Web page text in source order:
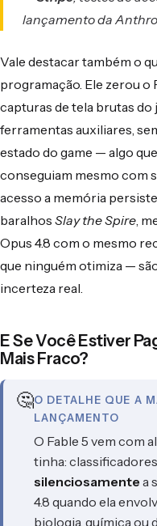
lançamento da
Vale destacar também o
programação. Ele zerou o
capturas de tela brutas do
ferramentas auxiliares,
estado do game — algo
conseguiam mesmo com
acesso a memória
baralhos Slay the Spire,
Opus 4.8 com o mesmo
que ninguém otimiza —
incerteza real.
E Se Você Estiver
Mais Fraco?
🤔O DETALHE QUE A
LANÇAMENTO
O Fable 5 vem com
tinha:
silenciosamente a
4.8 quando ela
biologia, química ou